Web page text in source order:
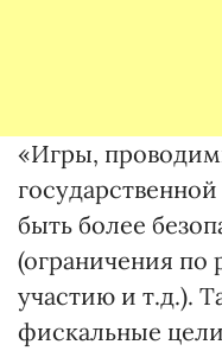
«Игры,
быть более
(ограничения по
участию и т.д.).
фискальные